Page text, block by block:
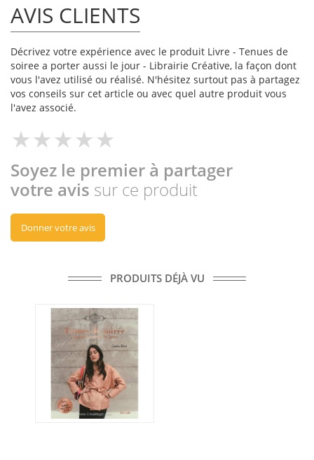
AVIS CLIENTS
Décrivez votre expérience avec le produit Livre - Tenues de
soiree a porter aussi le jour - Librairie Créative, la façon dont
vous l'avez utilisé ou réalisé. N'hésitez surtout pas à partagez
vos conseils sur cet article ou avec quel autre produit vous
l'avez associé.
Soyez le premier à partager
votre avis sur ce produit
Donner votre avis
PRODUITS DÉJÀ VU